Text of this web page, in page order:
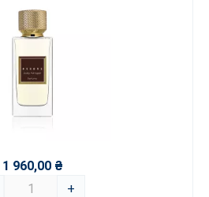
1 960,00 ₴
+